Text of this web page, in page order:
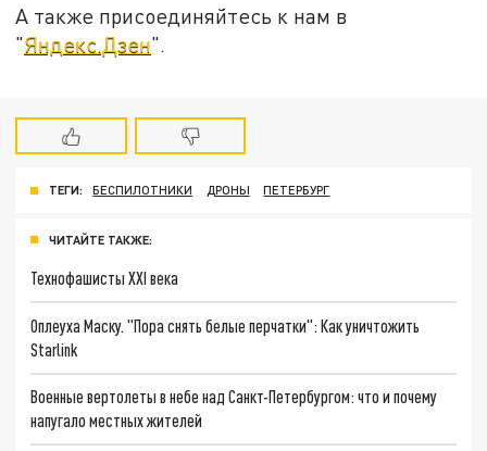
А также присоединяйтесь к нам в
"Яндекс.Дзен".
ТЕГИ: БЕСПИЛОТНИКИ ДРОНЫ ПЕТЕРБУРГ
ЧИТАЙТЕ ТАКЖЕ:
Технофашисты XXI века
Оплеуха Маску. "Пора снять белые перчатки": Как уничтожить
Starlink
Военные вертолеты в небе над Санкт-Петербургом: что и почему
напугало местных жителей